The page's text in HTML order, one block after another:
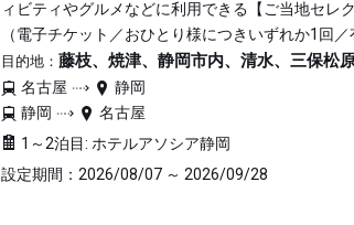
ィビティやグルメなどに利用できる【ご当地セレ
（電子チケット／おひとり様につきいずれか1回
目的地： 藤枝、焼津、静岡市内、清水、三保松
名古屋
静岡
静岡
名古屋
1～2泊目: ホテルアソシア静岡
設定期間：2026/08/07 ～ 2026/09/28